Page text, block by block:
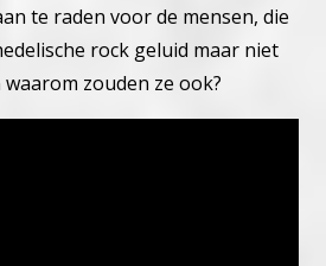
te raden voor de mensen, die
rock geluid maar niet
zouden ze ook?